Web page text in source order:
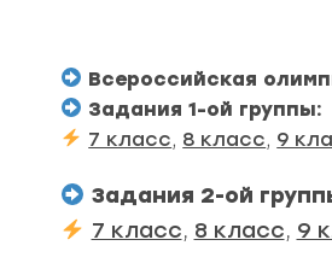
Всероссийская
Задания 1-ой группы:
7 класс, 8 класс, 9
Задания 2-ой
7 класс, 8 класс, 9